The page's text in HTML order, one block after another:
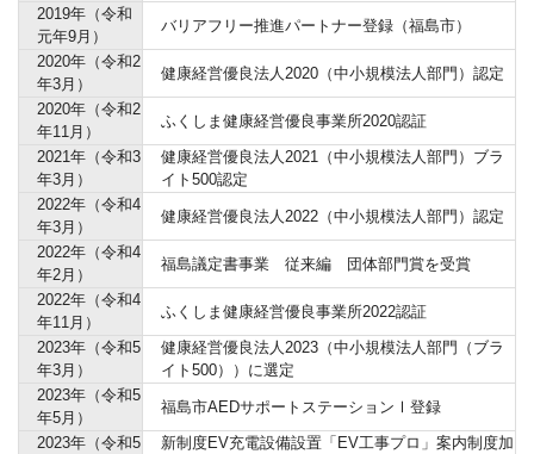
2019年（令和
元年9月）
バリアフリー推進パートナー登録（福島市）
2020年（令和2
年3月）
健康経営優良法人2020（中小規模法人部門）認定
2020年（令和2
年11月）
ふくしま健康経営優良事業所2020認証
2021年（令和3
年3月）
健康経営優良法人2021（中小規模法人部門）ブラ
イト500認定
2022年（令和4
年3月）
健康経営優良法人2022（中小規模法人部門）認定
2022年（令和4
年2月）
福島議定書事業 従来編 団体部門賞を受賞
2022年（令和4
年11月）
ふくしま健康経営優良事業所2022認証
2023年（令和5
年3月）
健康経営優良法人2023（中小規模法人部門（ブラ
イト500））に選定
2023年（令和5
年5月）
福島市AEDサポートステーションⅠ登録
2023年（令和5
新制度EV充電設備設置「EV工事プロ」案内制度加